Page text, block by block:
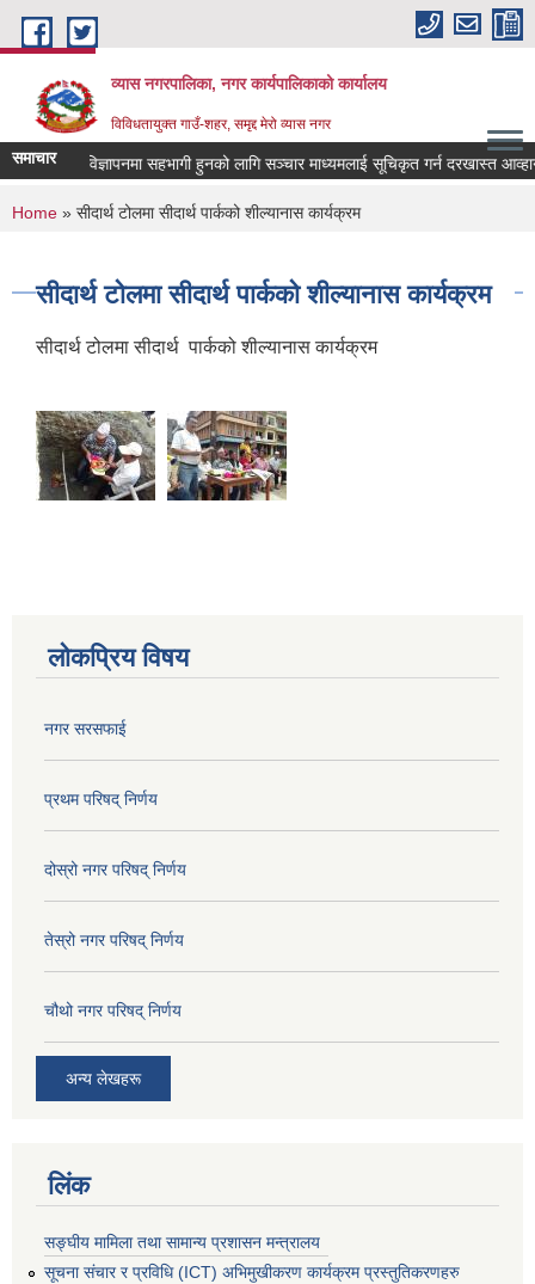
Skip to main content
व्यास नगरपालिका, नगर कार्यपालिकाको कार्यालय
विविधतायुक्त गाउँ-शहर, समृद्द मेरो व्यास नगर
समाचारविज्ञापनमा सहभागी हुनको लागि सञ्चार माध्यमलाई सूचिकृत गर्न दरखास्त आव्हान
You are here
Home » सीदार्थ टोलमा सीदार्थ पार्कको शील्यानास कार्यक्रम
सीदार्थ टोलमा सीदार्थ पार्कको शील्यानास कार्यक्रम
सीदार्थ टोलमा सीदार्थ पार्कको शील्यानास कार्यक्रम
लोकप्रिय विषय
नगर सरसफाई
प्रथम परिषद् निर्णय
दोस्रो नगर परिषद् निर्णय
तेस्रो नगर परिषद् निर्णय
चौथो नगर परिषद् निर्णय
अन्य लेखहरू
लिंक
सङ्घीय मामिला तथा सामान्य प्रशासन मन्त्रालय
सूचना संचार र प्रविधि (ICT) अभिमुखीकरण कार्यक्रम प्रस्तुतिकरणहरु